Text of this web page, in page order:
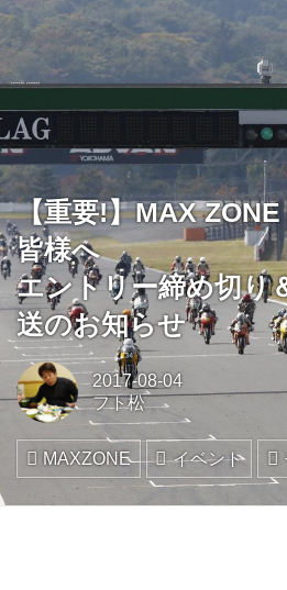
【重要!】MAX
皆様へ
エントリー締め切り
送のお知らせ
2017-08-04
フト松
MAXZONE イベント